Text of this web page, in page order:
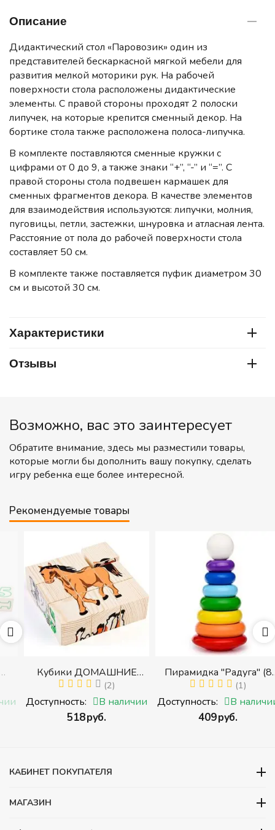
Описание
Дидактический стол «Паровозик» один из
представителей бескаркасной мягкой мебели для
развития мелкой моторики рук. На рабочей
поверхности стола расположены дидактические
элементы. С правой стороны проходят 2 полоски
липучек, на которые крепится сменный декор. На
бортике стола также расположена полоса-липучка.
В комплекте поставляются сменные кружки с
цифрами от 0 до 9, а также знаки “+”, “-” и “=”. С
правой стороны стола подвешен кармашек для
сменных фрагментов декора. В качестве элементов
для взаимодействия используются: липучки, молния,
пуговицы, петли, застежки, шнуровка и атласная лента.
Расстояние от пола до рабочей поверхности стола
составляет 50 см.
В комплекте также поставляется пуфик диаметром 30
см и высотой 30 см.
Характеристики
Отзывы
Возможно, вас это заинтересует
Обратите внимание, здесь мы разместили товары,
которые могли бы дополнить вашу покупку, сделать
игру ребенка еще более интересной.
Рекомендуемые товары
Кубики ДОМАШНИЕ
ЖИВОТНЫЕ (Томик)
(Набор кубиков
разрезных (складных))
(2)
Доступность: В наличии
‍518‍ руб.
Пирамидка "Радуга" (8
деталей) (Пирамидка
среднего размера)
(1)
Доступность: В наличии
‍409‍руб.
КАБИНЕТ ПОКУПАТЕЛЯ
МАГАЗИН